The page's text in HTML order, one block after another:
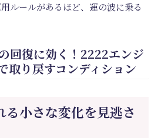
ルールがあるほど、運の波に乗る
回復に効く！2222エンジ
取り戻すコンディション
る小さな変化を見逃さ